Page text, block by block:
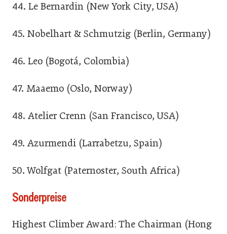
44. Le Bernardin (New York City, USA)
45. Nobelhart & Schmutzig (Berlin, Germany)
46. Leo (Bogotá, Colombia)
47. Maaemo (Oslo, Norway)
48. Atelier Crenn (San Francisco, USA)
49. Azurmendi (Larrabetzu, Spain)
50. Wolfgat (Paternoster, South Africa)
Sonderpreise
Highest Climber Award: The Chairman (Hong